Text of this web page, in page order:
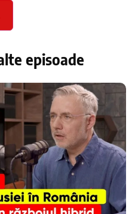
episoade